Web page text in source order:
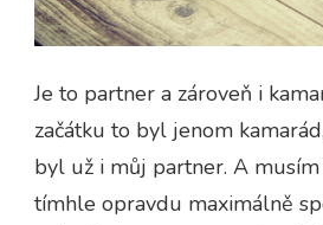
Je to partner a zároveň i
začátku to byl jenom
byl už i můj partner. A musím
tímhle opravdu maximálně